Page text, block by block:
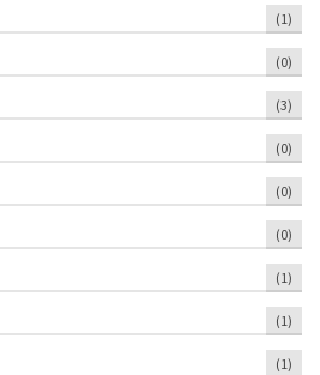
(1)
(0)
(3)
(0)
(0)
(0)
(1)
(1)
(1)